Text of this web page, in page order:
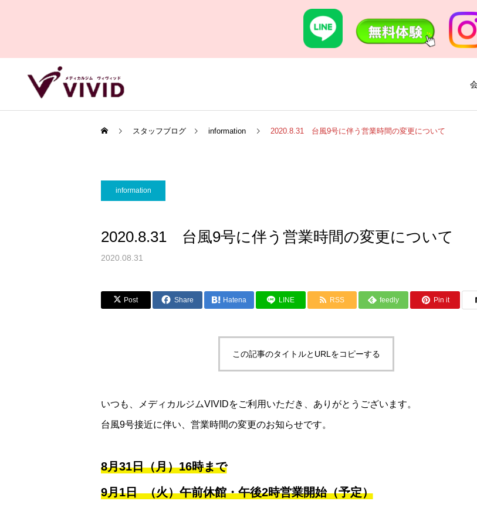
スタッフブログ information 2020.8.31 台風9号に伴う営業時間の変更について
information
2020.8.31 台風9号に伴う営業時間の変更について
2020.08.31
Post Share Hatena LINE RSS feedly Pin it
この記事のタイトルとURLをコピーする
いつも、メディカルジムVIVIDをご利用いただき、ありがとうございます。
台風9号接近に伴い、営業時間の変更のお知らせです。
8月31日（月）16時まで
9月1日 （火）午前休館・午後2時営業開始（予定）